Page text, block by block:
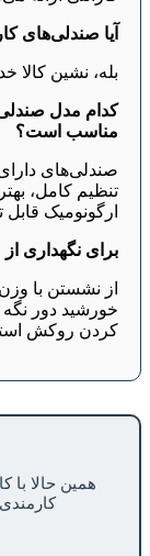
آیا صندلی‌های
بله، نشین کالا
کدام مدل
مناسب است؟
صندلی‌های
تنظیم کامل،
ارگونومیک قابل
برای نگهداری
از نشستن با
خورشید دور نگه
کردن روکش
همین حالا با